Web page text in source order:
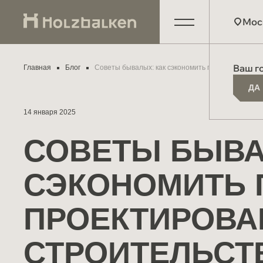
Киров
О компании
Партнёрам
Отзывы
Материалы и технологии
Мероприятия
СОУТ
Главная Блог Советы бывалых: как сэкономить при
14 января 2025
СОВЕТЫ
СЭКОНОМИТЬ
Ваш
ДА
ДА